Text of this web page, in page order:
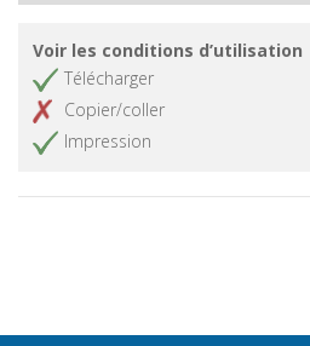
Voir les conditions d’utilisation
Télécharger
Copier/coller
Impression